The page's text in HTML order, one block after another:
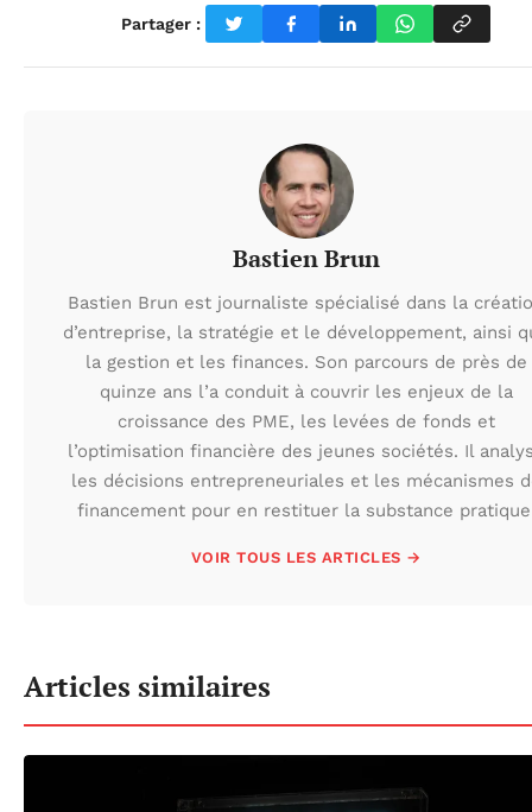
Partager :
Bastien Brun
Bastien Brun est journaliste spécialisé dans la
d’entreprise, la stratégie et le développement, ainsi
la gestion et les finances. Son parcours de près de
quinze ans l’a conduit à couvrir les enjeux de la
croissance des PME, les levées de fonds et
l’optimisation financière des jeunes sociétés. Il
les décisions entrepreneuriales et les mécanismes
financement pour en restituer la substance
VOIR TOUS LES ARTICLES →
Articles similaires